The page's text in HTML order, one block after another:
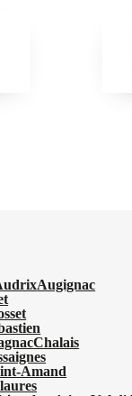
Augignac
Chalais
Amand